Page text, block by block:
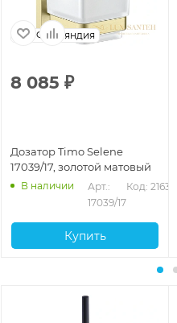
Финляндия
8 085 ₽
Дозатор Timo Selene
17039/17, золотой матовый
В наличии
Арт.:
17039/17
Код: 21637
Купить